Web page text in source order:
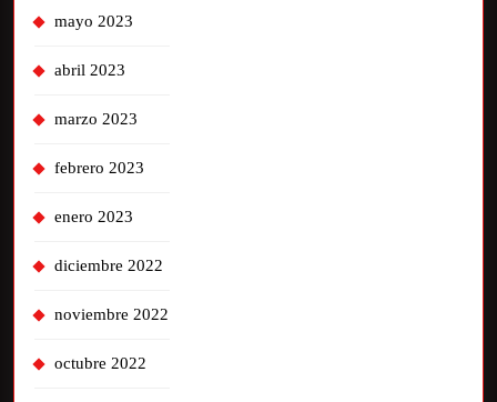
mayo 2023
abril 2023
marzo 2023
febrero 2023
enero 2023
diciembre 2022
noviembre 2022
octubre 2022